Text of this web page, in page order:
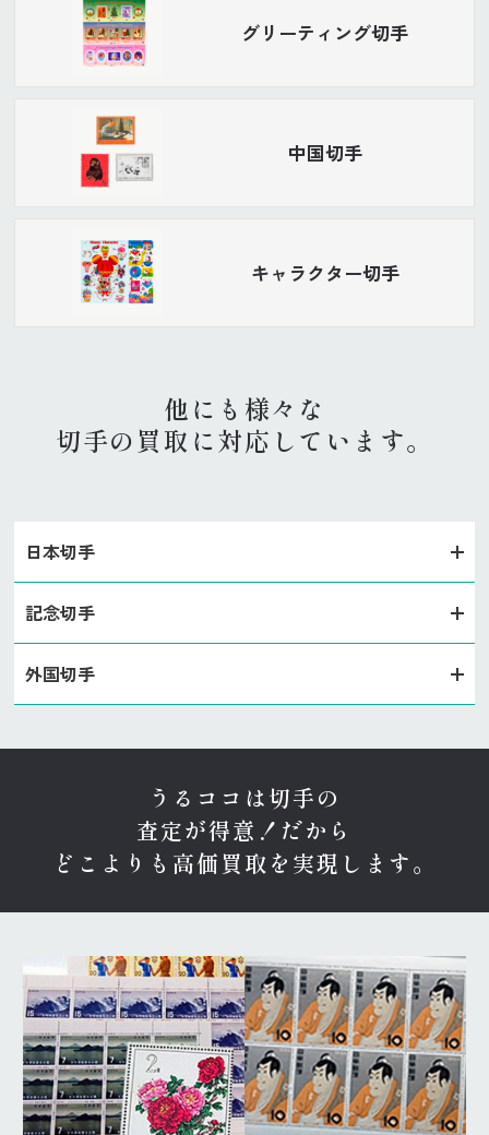
グリーティング切手
中国切手
キャラクター切手
他にも様々な
切手の買取に対応しています。
日本切手
記念切手
外国切手
うるココは切手の
査定が得意！ だから
どこよりも高価買取を実現します。